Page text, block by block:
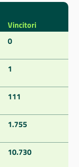
Vincitori
0
1
111
1.755
10.730